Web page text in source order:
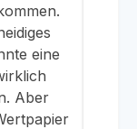
eine
Aber